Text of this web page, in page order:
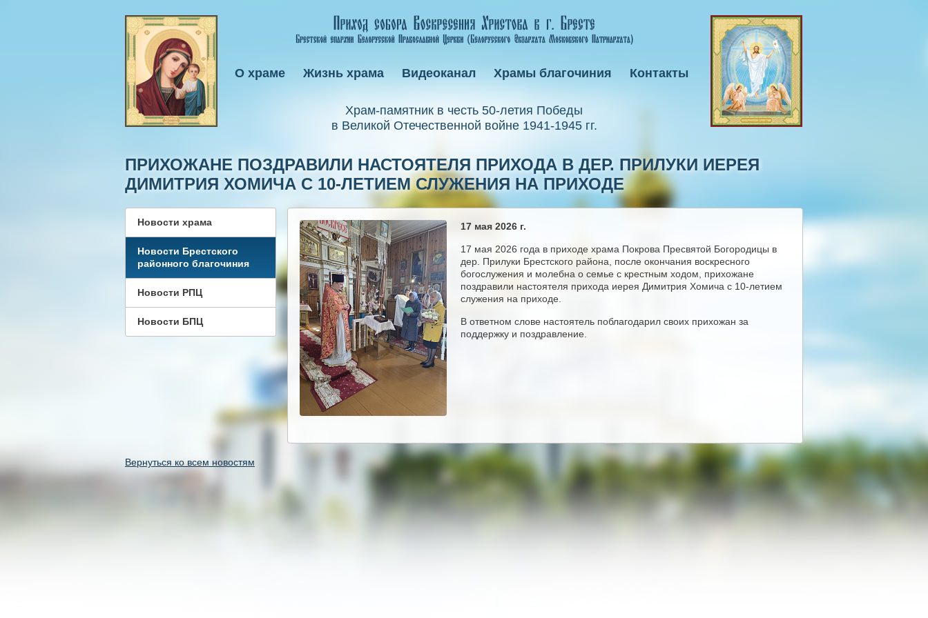
Xрам-памятник в честь 50-летия Победы
в Великой Отечественной войне 1941-1945 гг.
О храме Жизнь храма Видеоканал Храмы благочиния Контакты
ПРИХОЖАНЕ ПОЗДРАВИЛИ НАСТОЯТЕЛЯ ПРИХОДА В ДЕР. ПРИЛУКИ ИЕРЕЯ
ДИМИТРИЯ ХОМИЧА С 10-ЛЕТИЕМ СЛУЖЕНИЯ НА ПРИХОДЕ
Новости храма
Новости Брестского
районного благочиния
Новости РПЦ
Новости БПЦ
17 мая 2026 г.
17 мая 2026 года в приходе храма Покрова Пресвятой Богородицы в
дер. Прилуки Брестского района, после окончания воскресного
богослужения и молебна о семье с крестным ходом, прихожане
поздравили настоятеля прихода иерея Димитрия Хомича с 10-летием
служения на приходе.
В ответном слове настоятель поблагодарил своих прихожан за
поддержку и поздравление.
Вернуться ко всем новостям